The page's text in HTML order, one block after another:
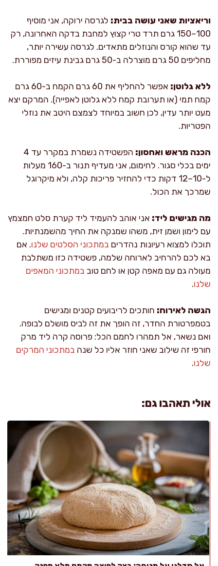
וריאציות שאני עושה בבית: לגרסה ירוקה, אני מוסיף
100–150 גרם תרד טרי קצוץ למחבת בדקה האחרונה, רק
עד שהוא קורס והנוזלים מתאדים. לגרסה עשירה יותר,
מחליפים 50 גרם מוצרלה ב-50 גרם גבינת עיזים מפוררת.
ללא גלוטן:
אפשר להחליף את 60 גרם הקמח ב-60 גרם
קמח תמי (או תערובת קמח ללא גלוטן לאפייה). המרקם יצא
מעט יותר עדין, לכן חשוב במיוחד לצמצם היטב את נוזלי
הפטריות.
הכנה מראש ואחסון:
הפשטידה נשמרת במקרר עד 4
ימים בכלי סגור. לחימום, אני מעדיף תנור ב-160 מעלות
ל-10–12 דקות כדי להחזיר פריכות קלה, ולא מיקרוגל
שמרכך את הכול.
מה מגישים ליד: אני אוהב להעמיד ליד קערת סלט חמצמץ
עם לימון ושמן זית, משהו שמנקה את החיך מהשמנתיות.
תוכלו למצוא רעיונות נהדרים במתכוני הסלטים שלנו. אם
בא לכם להרחיב לארוחה שלמה, פשטידה כזו משתלבת
מעולה גם עם מאפה קטן או לחם טוב במתכוני המאפים
שלנו.
הגשה לאירוח: חותכים לריבועים קטנים ומגישים
בטמפרטורת החדר, זה הופך את זה לביס מושלם לבופה.
ואם נשאר, אל תמהרו לחמם הכל: פרוסה קרה ליד מרק
חורפי זה שילוב שאני חוזר אליו כל שנה במתכוני המרקים
שלנו.
אולי תאהבו גם: